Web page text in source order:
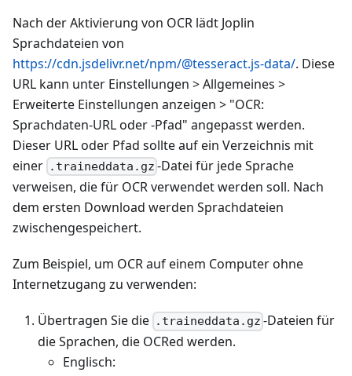
Nach der Aktivierung von OCR lädt Joplin
Sprachdateien von
https://cdn.jsdelivr.net/npm/@tesseract.js-data/. Diese
URL kann unter Einstellungen >Allgemeines >
Erweiterte Einstellungen anzeigen > "OCR:
Sprachdaten-URL oder -Pfad" angepasst werden.
Dieser URL oder Pfad sollte auf ein Verzeichnis mit
einer .traineddata.gz -Datei für jede Sprache
verweisen, die für OCR verwendet werden soll. Nach
dem ersten Download werden Sprachdateien
zwischengespeichert.
Zum Beispiel, um OCR auf einem Computer ohne
Internetzugang zu verwenden:
Übertragen Sie die .traineddata.gz -Dateien für
die Sprachen, die OCRed werden.
Englisch: